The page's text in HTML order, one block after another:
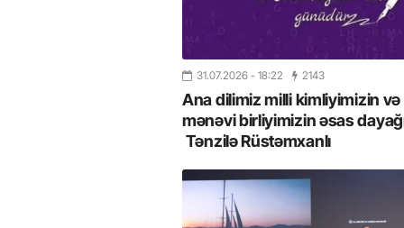
31.07.2026 - 18:22 2143
Ana dilimiz milli kimliyimizin və
mənəvi birliyimizin əsas
Tənzilə Rüstəmxanlı